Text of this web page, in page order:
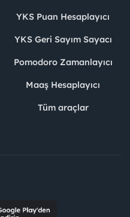
YKS Puan Hesaplayıcı
YKS Geri Sayım Sayacı
Pomodoro Zamanlayıcı
Maaş Hesaplayıcı
Tüm araçlar